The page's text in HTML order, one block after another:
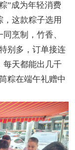
”成为年轻消费
这款粽子选用
烹制，竹香、
别多，订单接连
每天都能出几千
粽在端午礼赠中